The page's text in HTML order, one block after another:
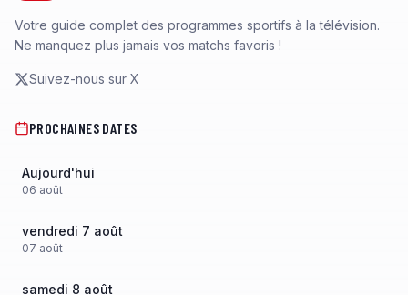
Votre guide complet des programmes sportifs à la télévision.
Ne manquez plus jamais vos matchs favoris !
Suivez-nous sur X
PROCHAINES DATES
Aujourd'hui
06 août
vendredi 7 août
07 août
samedi 8 août